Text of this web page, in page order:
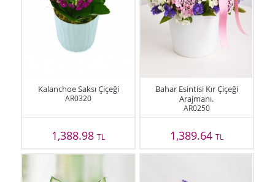
Kalanchoe Saksı Çiçeği
AR0320
1,388.98TL
Bahar Esintisi Kır Çiçeği
Arajmanı.
AR0250
1,389.64 TL